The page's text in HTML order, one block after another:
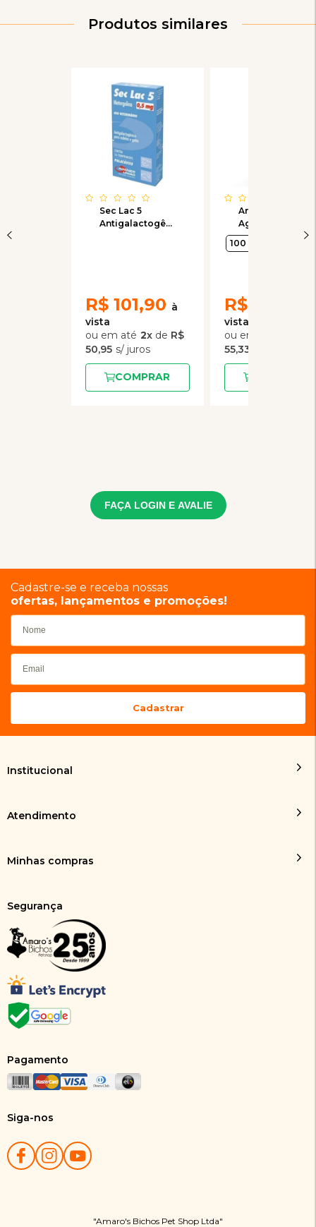
Produtos similares
Sec Lac 5
Antigalactogênico
R$ 101,90
2x de R$
50,95
COMPRAR
Antibacteriano
Agener União
Ceftrat para
Cães - 12
100 mg 200 mg
R$
55,33
FAÇA LOGIN E AVALIE
Cadastre-se e receba nossas
ofertas, lançamentos e promoções!
Institucional
Atendimento
Minhas compras
Segurança
Pagamento
Siga-nos
"Amaro's Bichos Pet Shop Ltda"